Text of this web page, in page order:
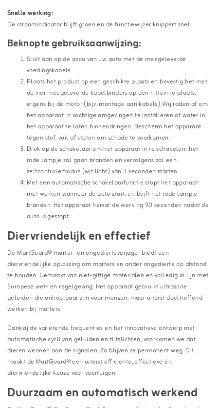
Snelle werking:
De stroomindicator blijft groen en de functiewijzer knippert snel.
Beknopte gebruiksaanwijzing:
Sluit aan op de accu van uw auto met de meegeleverde
voedingskabels.
Plaats het product op een geschikte plaats en bevestig het met
de vier meegeleverde kabelbinders op een hittevrije plaats,
ergens bij de motor (bijv. montage aan kabels) Wij raden af om
het apparaat in vochtige omgevingen te installeren of water in
het apparaat te laten binnendringen. Bescherm het apparaat
tegen stof, vuil of stoten om schade te voorkomen.
Druk op de schakelaar om het apparaat in te schakelen; het
rode lampje zal gaan branden en vervolgens zal een
zelfcontrolemodus (wit licht) van 3 seconden starten.
Met een automatische schakelaarfunctie stopt het apparaat
met werken wanneer de auto start, en blijft het rode lampje
branden. Het apparaat hervat de werking 90 seconden nadat de
auto is gestopt.
Diervriendelijk en effectief
De MartGuard® marter- en ongedierteverjager biedt een
diervriendelijke oplossing om marters en ander ongedierte op afstand
te houden. Gemaakt van niet-giftige materialen en volledig in lijn met
Europese wet- en regelgeving. Het apparaat gebruikt ultrasone
geluiden die onhoorbaar zijn voor mensen, maar uiterst doeltreffend
werken bij marters.
Dankzij de variërende frequenties en het innovatieve ontwerp met
automatische cycli van geluiden en flitslichten, voorkomen we dat
dieren wennen aan de signalen. Zo blijven ze permanent weg. Dit
maakt de MartGuard® een uiterst efficiënte, effectieve én
diervriendelijke keuze voor voertuigen.
Duurzaam en automatisch werkend